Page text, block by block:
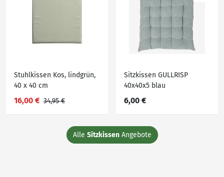
Stuhlkissen Kos, lindgrün,
40 x 40 cm
16,00 € 34,95 €
Sitzkissen GULLRISP
40x40x5 blau
6,00 €
Alle SitzkissenAngebote